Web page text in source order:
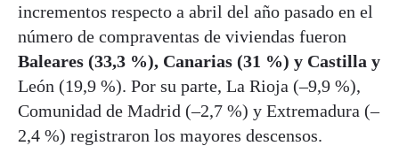
incrementos respecto a abril del año pasado en el
número de compraventas de viviendas fueron
Baleares (33,3 %), Canarias (31 %) y Castilla y
León (19,9 %). Por su parte, La Rioja (–9,9 %),
Comunidad de Madrid (–2,7 %) y Extremadura (–
2,4 %) registraron los mayores descensos.